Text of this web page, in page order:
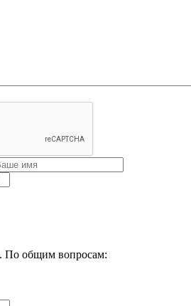
По общим вопросам: